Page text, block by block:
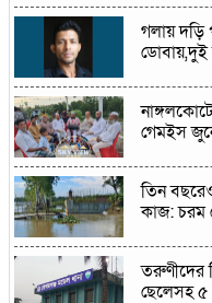
গলায় দড়ি
গেমইস
তিন
কাজ: চরম
তরুণীদের
ছেলেসহ ৫